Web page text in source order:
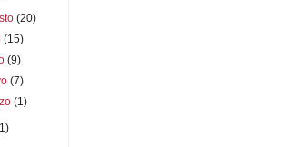
(20)
(15)
(9)
(7)
(1)